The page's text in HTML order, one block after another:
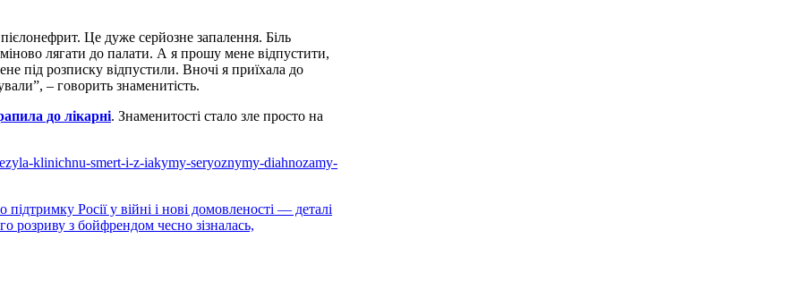
Це дуже серйозне запалення. Біль
лягати до палати. А я прошу мене відпустити,
під розписку відпустили. Вночі я приїхала до
– говорить знаменитість.
до лікарні. Знаменитості стало зле просто на
klinichnu-smert-i-z-iakymy-seryoznymy-diahnozamy-
Росії у війні і нові домовленості — деталі
розриву з бойфрендом чесно зізналась,